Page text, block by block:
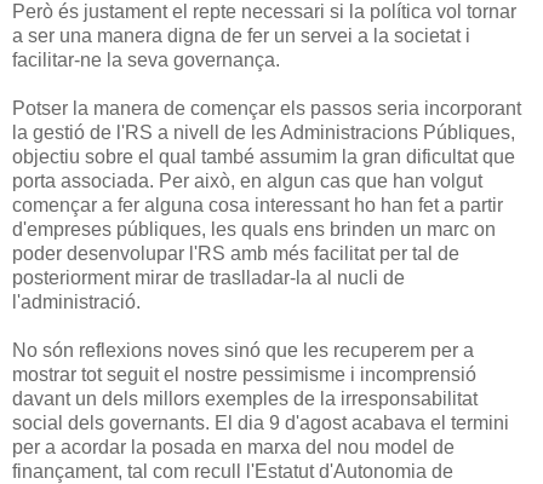
Però és justament el repte necessari si la política vol tornar
a ser una manera digna de fer un servei a la societat i
facilitar-ne la seva governança.
Potser la manera de començar els passos seria incorporant
la gestió de l'RS a nivell de les Administracions Públiques,
objectiu sobre el qual també assumim la gran dificultat que
porta associada. Per això, en algun cas que han volgut
començar a fer alguna cosa interessant ho han fet a partir
d'empreses públiques, les quals ens brinden un marc on
poder desenvolupar l'RS amb més facilitat per tal de
posteriorment mirar de traslladar-la al nucli de
l'administració.
No són reflexions noves sinó que les recuperem per a
mostrar tot seguit el nostre pessimisme i incomprensió
davant un dels millors exemples de la irresponsabilitat
social dels governants. El dia 9 d'agost acabava el termini
per a acordar la posada en marxa del nou model de
finançament, tal com recull l'Estatut d'Autonomia de